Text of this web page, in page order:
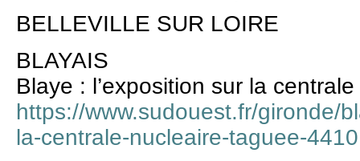
BELLEVILLE SUR LOIRE
BLAYAIS
Blaye : l’exposition sur la
https://www.sudouest.fr/gironde/
la-centrale-nucleaire-taguee-